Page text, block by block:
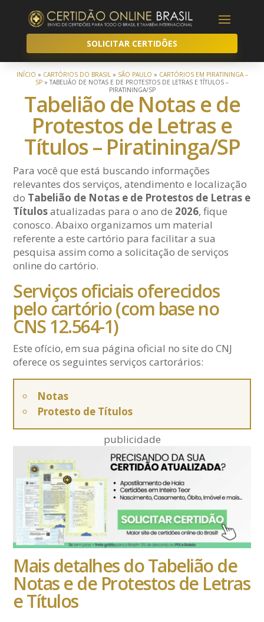
SOLICITAR CERTIDÕES
INÍCIO » CARTÓRIOS DO BRASIL» SÃO PAULO » CARTÓRIOS EM PIRATININGA –
SP » TABELIÃO DE NOTAS E DE PROTESTOS DE LETRAS E TÍTULOS –
PIRATININGA/SP
Tabelião de Notas e de
Protestos de Letras e
Títulos – Piratininga/SP
Para você que está buscando informações
relevantes dos serviços, atendimento e localização
do Tabelião de Notas e de Protestos de Letras e
Títulosatualizadas para o ano de 2026, fique
conosco. Abaixo organizamos um material
referente a este cartório para facilitar a sua
pesquisa assim como a solicitação de serviços
online do cartório.
Serviços oficiais oferecidos
pelo cartório (com base no
CNS 12.564-1)
Este ofício, em sua página oficial no site do CNJ
oferece os seguintes serviços cartorários:
Notas
Protesto de Títulos
publicidade
Mais detalhes do Tabelião de
Notas e de Protestos de Letras
e Títulos